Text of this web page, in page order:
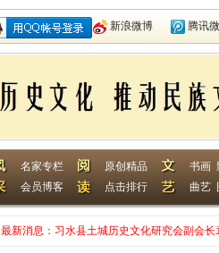
新浪微博 腾讯
名家专栏
会员博客
原创精品
点击排行
书画
曲艺
最新消息： 习水县土城历史文化研究会副会